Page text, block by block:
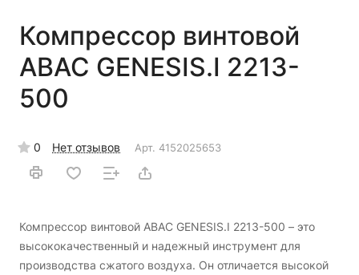
Компрессор винтовой
ABAC GENESIS.I 2213-
500
0 Нет отзывов Арт. 4152025653
Компрессор винтовой ABAC GENESIS.I 2213-500 – это
высококачественный и надежный инструмент для
производства сжатого воздуха. Он отличается высокой